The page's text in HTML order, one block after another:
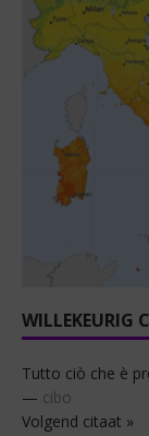
WILLEKEURIG
Tutto ciò che è
— cibo
Volgend citaat »